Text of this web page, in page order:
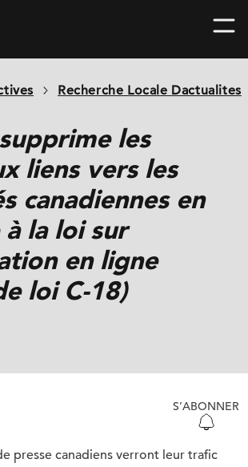
Recherche Locale Dactualites
les
liens vers les
canadiennes en
la loi sur
en ligne
loi C-18)
S’ABONNER
presse canadiens verront leur trafic